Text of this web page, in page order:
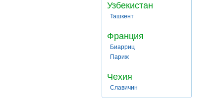
Узбекистан
Ташкент
Франция
Биарриц
Париж
Чехия
Славичин